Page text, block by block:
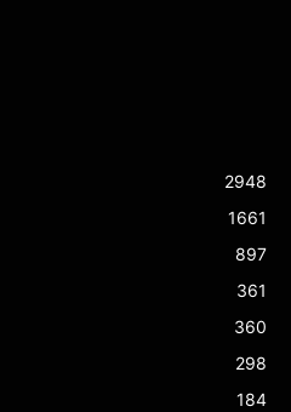
2948
1661
897
361
360
298
184